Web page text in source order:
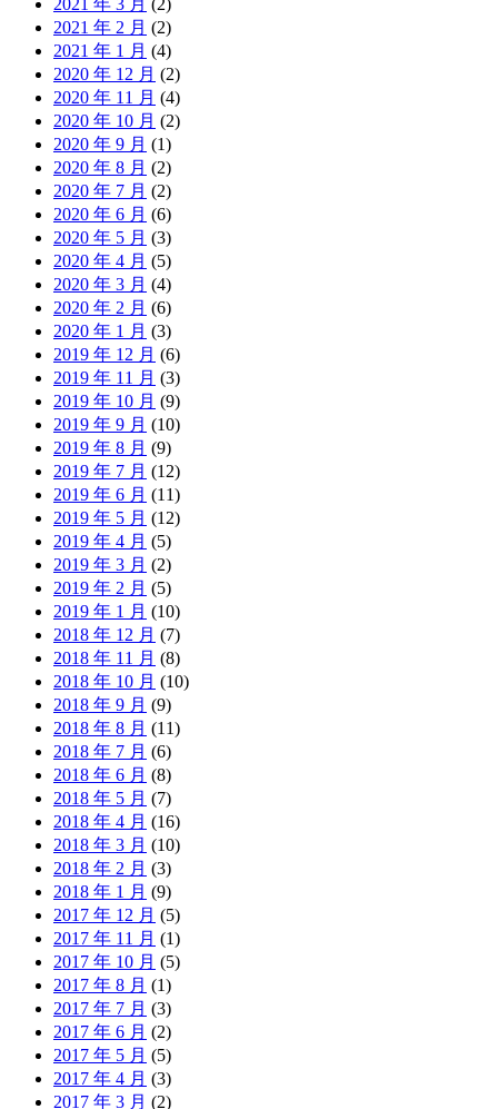
2021 年 2 月 (2)
2021 年 1 月 (4)
2020 年 12 月 (2)
2020 年 11 月 (4)
2020 年 10 月 (2)
2020 年 9 月 (1)
2020 年 8 月 (2)
2020 年 7 月 (2)
2020 年 6 月 (6)
2020 年 5 月 (3)
2020 年 4 月 (5)
2020 年 3 月 (4)
2020 年 2 月 (6)
2020 年 1 月 (3)
2019 年 12 月 (6)
2019 年 11 月 (3)
2019 年 10 月 (9)
2019 年 9 月 (10)
2019 年 8 月 (9)
2019 年 7 月 (12)
2019 年 6 月 (11)
2019 年 5 月 (12)
2019 年 4 月 (5)
2019 年 3 月 (2)
2019 年 2 月 (5)
2019 年 1 月 (10)
2018 年 12 月 (7)
2018 年 11 月 (8)
2018 年 10 月 (10)
2018 年 9 月 (9)
2018 年 8 月 (11)
2018 年 7 月 (6)
2018 年 6 月 (8)
2018 年 5 月 (7)
2018 年 4 月 (16)
2018 年 3 月 (10)
2018 年 2 月 (3)
2018 年 1 月 (9)
2017 年 12 月 (5)
2017 年 11 月 (1)
2017 年 10 月 (5)
2017 年 8 月 (1)
2017 年 7 月 (3)
2017 年 6 月 (2)
2017 年 5 月 (5)
2017 年 4 月 (3)
2017 年 3 月 (2)